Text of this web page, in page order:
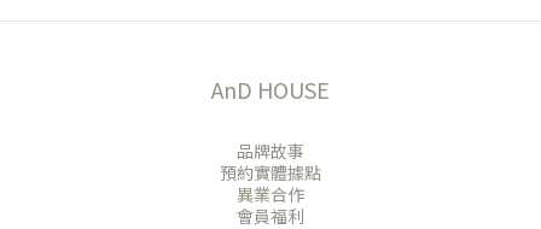
AnD HOUSE
品牌故事
預約實體據點
異業合作
會員福利